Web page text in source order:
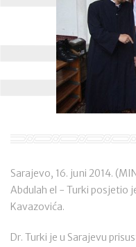
Sarajevo, 16. juni 2014.
Abdulah el - Turki posjetio
Kavazovića.
Dr. Turki je u Sarajevu